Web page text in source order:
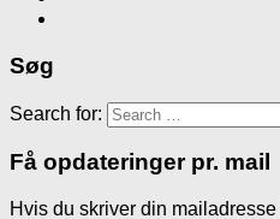
Søg
Search for:
Få opdateringer pr. mail
Hvis du skriver din